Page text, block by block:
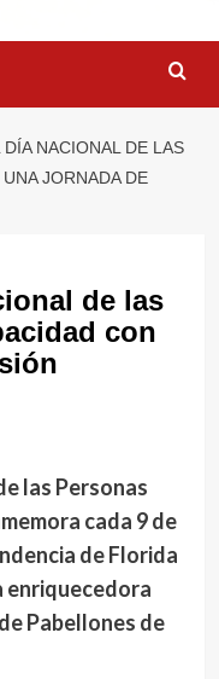
NACIONAL DE LAS
JORNADA DE
de las
con
las Personas
cada 9 de
de Florida
enriquecedora
Pabellones de